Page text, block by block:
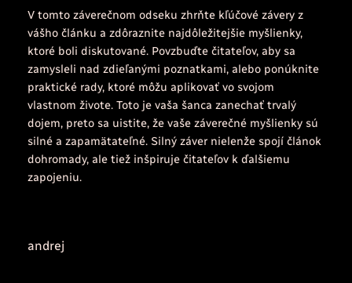
V tomto záverečnom odseku zhrňte kľúčové závery z
vášho článku a zdôraznite najdôležitejšie myšlienky,
ktoré boli diskutované. Povzbuďte čitateľov, aby sa
zamysleli nad zdieľanými poznatkami, alebo ponúknite
praktické rady, ktoré môžu aplikovať vo svojom
vlastnom živote. Toto je vaša šanca zanechať trvalý
dojem, preto sa uistite, že vaše záverečné myšlienky sú
silné a zapamätateľné. Silný záver nielenže spojí článok
dohromady, ale tiež inšpiruje čitateľov k ďalšiemu
zapojeniu.
andrej